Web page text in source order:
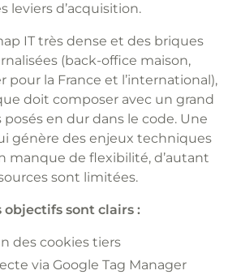
leviers d’acquisition.
IT très dense et des briques
(back-office maison,
pour la France et l’international),
doit composer avec un grand
en dur dans le code. Une
génère des enjeux techniques
manque de flexibilité, d’autant
sont limitées.
objectifs sont clairs :
des cookies tiers
via Google Tag Manager